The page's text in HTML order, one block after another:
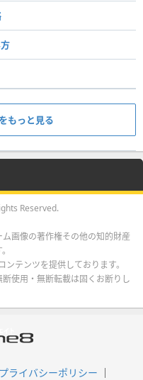
もっと見る
Reserved.
画像の著作権その他の知的財産
テンツを提供しております。
使用・無断転載は固くお断りし
プライバシーポリシー